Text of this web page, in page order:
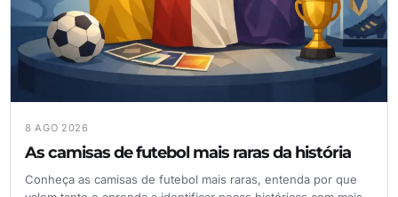
8 AGO 2026
As camisas de futebol mais raras da história
Conheça as camisas de futebol mais raras, entenda por que